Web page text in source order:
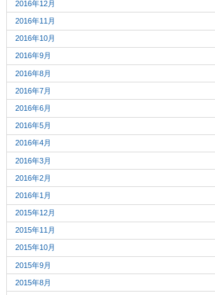
2016年12月
2016年11月
2016年10月
2016年9月
2016年8月
2016年7月
2016年6月
2016年5月
2016年4月
2016年3月
2016年2月
2016年1月
2015年12月
2015年11月
2015年10月
2015年9月
2015年8月